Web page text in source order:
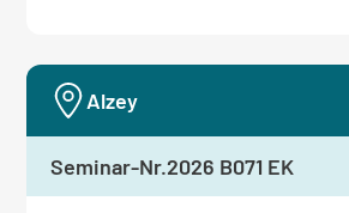
Alzey
Seminar-Nr.2026 B071 EK